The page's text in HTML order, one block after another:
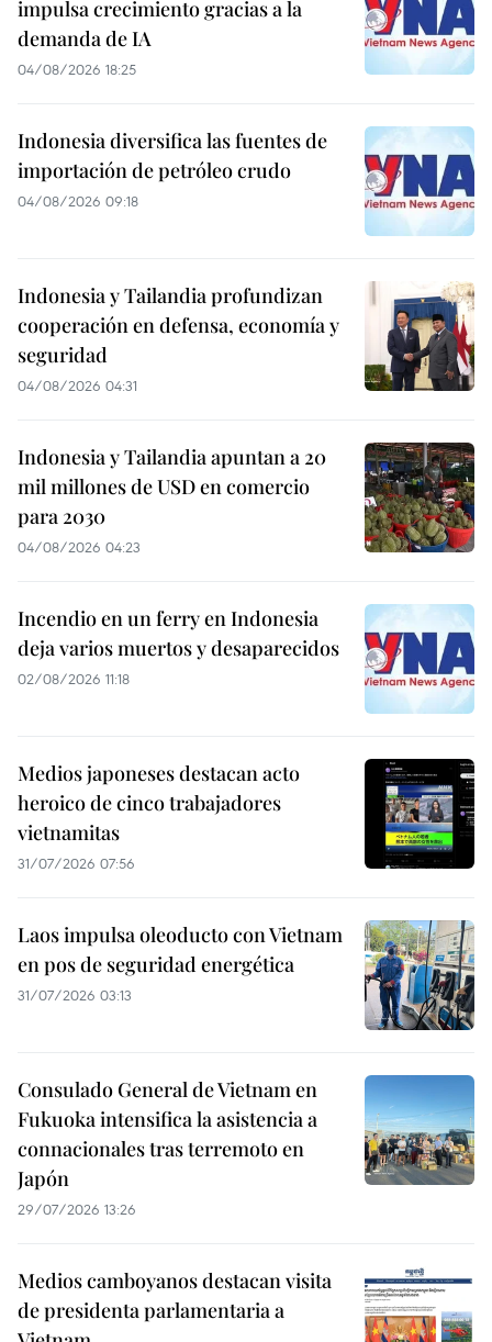
impulsa crecimiento gracias a la
demanda de IA
04/08/2026 18:25
Indonesia diversifica las fuentes de
importación de petróleo crudo
04/08/2026 09:18
Indonesia y Tailandia profundizan
cooperación en defensa, economía y
seguridad
04/08/2026 04:31
Indonesia y Tailandia apuntan a 20
mil millones de USD en comercio
para 2030
04/08/2026 04:23
Incendio en un ferry en Indonesia
deja varios muertos y desaparecidos
02/08/2026 11:18
Medios japoneses destacan acto
heroico de cinco trabajadores
vietnamitas
31/07/2026 07:56
Laos impulsa oleoducto con Vietnam
en pos de seguridad energética
31/07/2026 03:13
Consulado General de Vietnam en
Fukuoka intensifica la asistencia a
connacionales tras terremoto en
Japón
29/07/2026 13:26
Medios camboyanos destacan visita
de presidenta parlamentaria a